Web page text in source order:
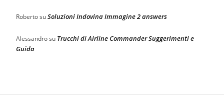
RobertosuSoluzioni Indovina Immagine 2 answers
Alessandrosu Trucchi di Airline Commander Suggerimenti e
Guida